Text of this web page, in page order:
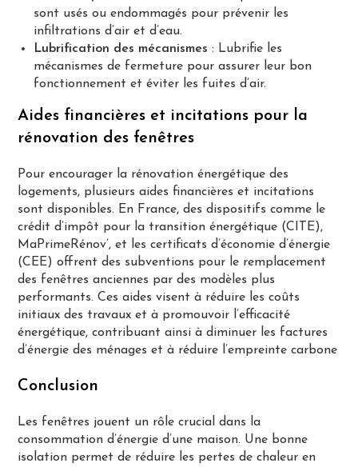
sont usés ou endommagés pour prévenir les
infiltrations d’air et d’eau.
Lubrification des mécanismes : Lubrifie les
mécanismes de fermeture pour assurer leur bon
fonctionnement et éviter les fuites d’air.
Aides financières et incitations pour la
rénovation des fenêtres
Pour encourager la rénovation énergétique des
logements, plusieurs aides financières et incitations
sont disponibles. En France, des dispositifs comme le
crédit d’impôt pour la transition énergétique (CITE),
MaPrimeRénov’, et les certificats d’économie d’énergie
(CEE) offrent des subventions pour le remplacement
des fenêtres anciennes par des modèles plus
performants. Ces aides visent à réduire les coûts
initiaux des travaux et à promouvoir l’efficacité
énergétique, contribuant ainsi à diminuer les factures
d’énergie des ménages et à réduire l’empreinte carbone​
Conclusion
Les fenêtres jouent un rôle crucial dans la
consommation d’énergie d’une maison. Une bonne
isolation permet de réduire les pertes de chaleur en